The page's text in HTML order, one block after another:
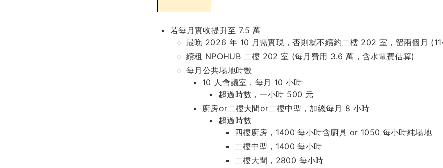
若每月實收提升至 7.5 萬
最晚 2026 年 10 月需實現，否則就不續約二樓 202 室，留兩個月
續租 NPOHUB 二樓 202 室 (每月費用 3.6 萬，含水電費估算)
每月公共場地時數
10 人會議室，每月 10 小時
超過時數，一小時 500 元
廚房or二樓大間or二樓中型，加總每月 8 小時
超過時數
四樓廚房，1400 每小時含廚具 or 1050 每小時純場地
二樓中型，1400 每小時
二樓大間，2800 每小時